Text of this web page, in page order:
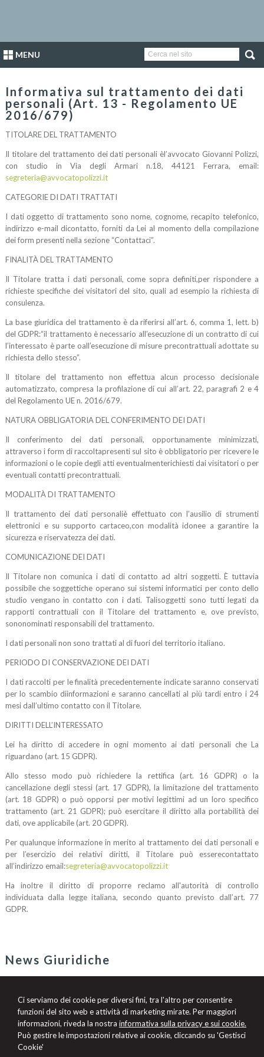
Ci serviamo dei cookie per diversi fini, tra l'altro per consentire
funzioni del sito web e attività di marketing mirate. Per maggiori
informazioni, riveda la nostra informativa sulla privacy e sui cookie.
Può gestire le impostazioni relative ai cookie, cliccando su 'Gestisci
Cookie'
MENU
Informativa sul trattamento dei dati
personali (Art. 13 - Regolamento UE
2016/679)
TITOLARE DEL TRATTAMENTO
Il titolare del trattamento dei dati personali èl’avvocato Giovanni Polizzi,
con studio in Via degliArmari n.18,44121 Ferrara, email:
segreteria@avvocatopolizzi.it
CATEGORIE DI DATI TRATTATI
I dati oggetto di trattamento sononome, cognome, recapito telefonico,
indirizzo e-mail dicontatto, forniti da Lei al momento della compilazione
dei form presenti nella sezione “Contattaci”.
FINALITÀ DEL TRATTAMENTO
Il Titolaretratta i dati personali, come sopra definiti,per rispondere a
richieste specifiche dei visitatori del sito, quali ad esempio la richiesta di
consulenza.
La base giuridica del trattamento è da riferirsi all’art. 6, comma 1, lett. b)
del GDPR:“il trattamento è necessario all’esecuzione di un contratto di cui
l’interessato è parte oall’esecuzione di misure precontrattuali adottate su
richiesta dello stesso”.
Il titolare del trattamento non effettua alcun processo decisionale
automatizzato, compresa la profilazione di cui all’art. 22, paragrafi 2 e 4
del Regolamento UE n. 2016/679.
NATURA OBBLIGATORIA DEL CONFERIMENTO DEI DATI
Il conferimento dei dati personali, opportunamente minimizzati,
attraverso i form di raccoltapresenti sul sito è obbligatorio per ricevere le
informazioni o le copie degli atti eventualmenterichiesti dai visitatori o per
eventuali contatti precontrattuali.
MODALITÀ DI TRATTAMENTO
Il trattamento dei dati personaliè effettuato con l’ausilio di strumenti
elettronicie su supporto cartaceo,con modalità idonee a garantire la
sicurezza e riservatezza dei dati.
COMUNICAZIONE DEI DATI
Il Titolarenon comunica i dati di contatto ad altri soggetti.È tuttavia
possibile che soggettiche operano sui sistemi informatici per conto dello
studio vengano in contatto con i dati. Talisoggetti sono tutti legati da
rapporti contrattuali con il Titolare del trattamento e, ove previsto,
sononominati responsabili del trattamento.
I dati personali non sono trattati al di fuori del territorio italiano.
PERIODO DI CONSERVAZIONE DEI DATI
I dati raccolti per lefinalitàprecedentemente indicatesaranno conservati
per lo scambio diinformazioni e saranno cancellati al più tardi entro i 24
mesi dall’ultimo contatto con il Titolare.
DIRITTI DELL’INTERESSATO
Lei ha diritto di accedere in ogni momento ai dati personali che La
riguardano (art. 15 GDPR).
Allo stesso modo può richiedere la rettifica (art. 16 GDPR) o la
cancellazione degli stessi (art. 17 GDPR), la limitazione del trattamento
(art. 18 GDPR) o può opporsi per motivi legittimi ad un loro specifico
trattamento (art. 21 GDPR); può esercitare il diritto alla portabilità dei
dati, ove applicabile (art. 20 GDPR).
Per qualunque informazione in merito al trattamento dei dati personali e
per l’esercizio dei relativi diritti, il Titolare può esserecontattato
all’indirizzo email:segreteria@avvocatopolizzi.it
Ha inoltre il diritto di proporre reclamo all'autorità di controllo
individuata dalla legge italiana, secondo quanto previsto dall’art. 77
GDPR.
News Giuridiche
Italy
07/08/2026
AI Act: ok definitivo ai decreti su governance e attività di polizia. Il Cdm
vara la riforma del sistema 231